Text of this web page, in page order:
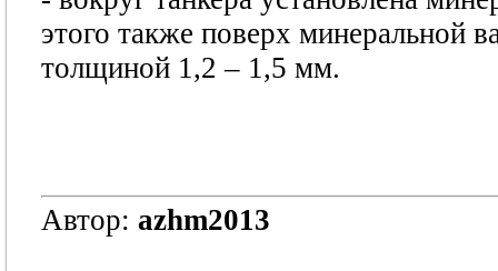
этого также поверх минеральной
толщиной 1,2 – 1,5 мм.
Автор: azhm2013